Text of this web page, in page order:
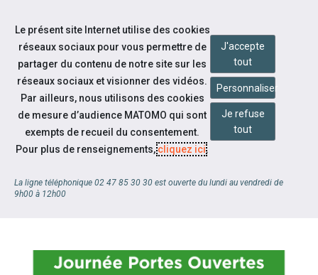
Aller au contenu
La ligne téléphonique 02 47 85 30 30 est ouverte du lundi au vendredi de
9h00 à 12h00
À la une
Le présent site Internet utilise des cookies
réseaux sociaux pour vous permettre de
partager du contenu de notre site sur les
réseaux sociaux et visionner des vidéos.
Par ailleurs, nous utilisons des cookies
de mesure d’audience MATOMO qui sont
exempts de recueil du consentement.
Pour plus de renseignements,cliquez ici.
J'accepte
tout
Personnaliser
Je refuse
tout